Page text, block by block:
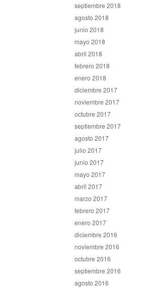
septiembre 2018
agosto 2018
junio 2018
mayo 2018
abril 2018
febrero 2018
enero 2018
diciembre 2017
noviembre 2017
octubre 2017
septiembre 2017
agosto 2017
julio 2017
junio 2017
mayo 2017
abril 2017
marzo 2017
febrero 2017
enero 2017
diciembre 2016
noviembre 2016
octubre 2016
septiembre 2016
agosto 2016